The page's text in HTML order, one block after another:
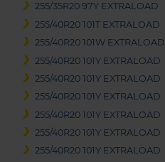
255/35R20 97Y EXTRALOAD
255/40R20 101T EXTRALOAD
255/40R20 101W EXTRALOAD
255/40R20 101Y EXTRALOAD
255/40R20 101Y EXTRALOAD
255/40R20 101Y EXTRALOAD
255/40R20 101Y EXTRALOAD
255/40R20 101Y EXTRALOAD
255/40R20 101Y EXTRALOAD